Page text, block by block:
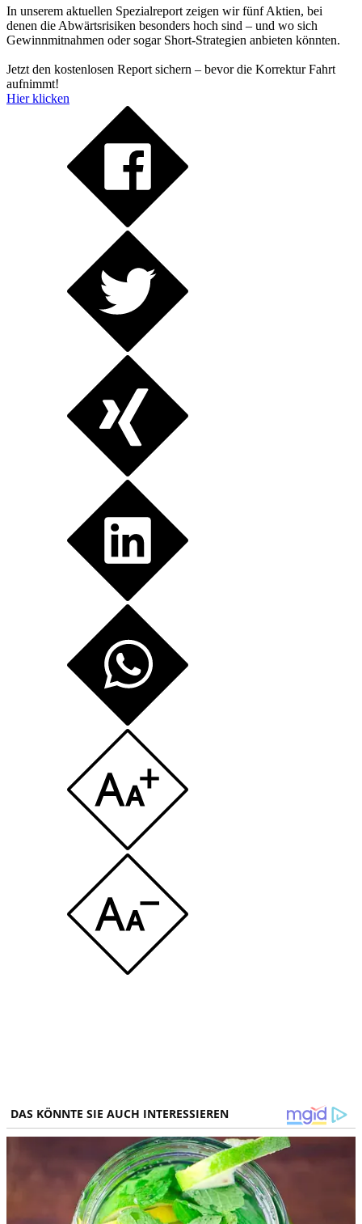
In unserem aktuellen Spezialreport zeigen wir fünf Aktien, bei
denen die Abwärtsrisiken besonders hoch sind – und wo sich
Gewinnmitnahmen oder sogar Short-Strategien anbieten könnten.
Jetzt den kostenlosen Report sichern – bevor die Korrektur Fahrt
aufnimmt!
Hier klicken